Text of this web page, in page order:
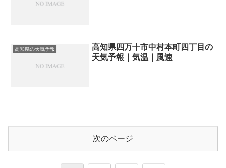
高知県の天気予報
高知県四万十市中村本町四丁目の
天気予報｜気温｜風速
次のページ